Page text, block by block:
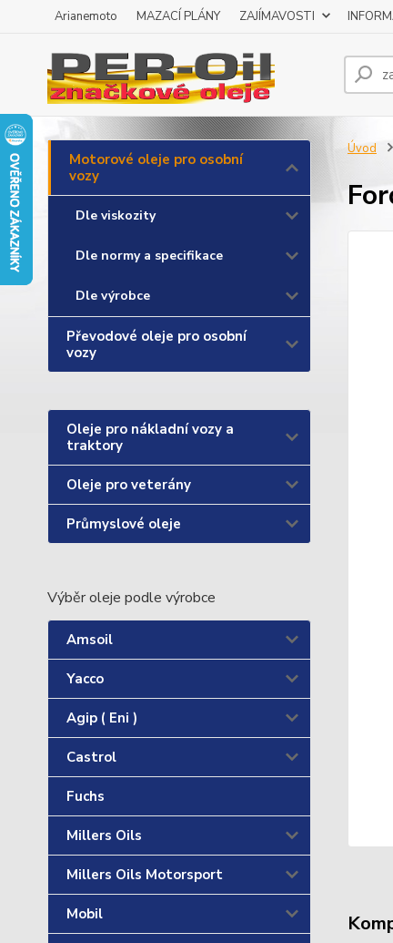
Arianemoto MAZACÍ PLÁNY ZAJÍMAVOSTI
Motorové oleje pro osobní
vozy
Dle viskozity
Dle normy a specifikace
Dle výrobce
Převodové oleje pro osobní
vozy
Oleje pro nákladní vozy a
traktory
Oleje pro veterány
Průmyslové oleje
Výběr oleje podle výrobce
Amsoil
Yacco
Agip ( Eni )
Castrol
Fuchs
Millers Oils
Millers Oils Motorsport
Mobil
Úvod